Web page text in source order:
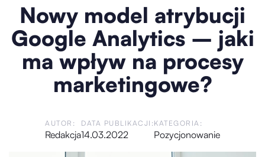
Nowy model atrybucji
Google Analytics – jaki
ma wpływ na procesy
marketingowe?
AUTOR:
Redakcja
DATA PUBLIKACJI:
14.03.2022
KATEGORIA:
Pozycjonowanie